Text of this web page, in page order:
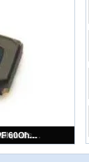
Pin en cristal de Q13FC1350000400 EPSON 32768 kilohertz 20ppm Tol 12.5pF 2